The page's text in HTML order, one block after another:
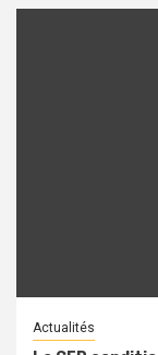
Actualités